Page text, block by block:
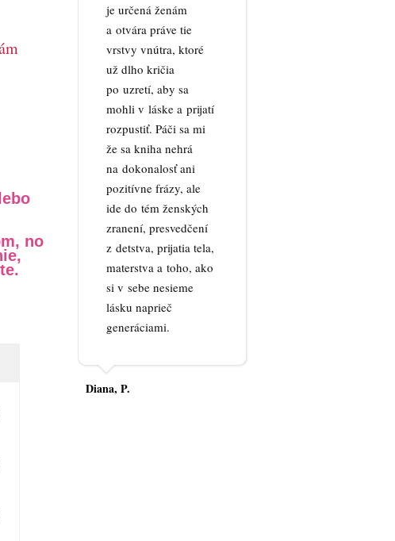
no
je určená ženám
a otvára práve tie
vrstvy vnútra, ktoré
už dlho kričia
po uzretí, aby sa
mohli v láske a prijatí
rozpustiť. Páči sa mi
že sa kniha nehrá
na dokonalosť ani
pozitívne frázy, ale
ide do tém ženských
zranení, presvedčení
z detstva, prijatia tela,
materstva a toho, ako
si v sebe nesieme
lásku naprieč
generáciami.
Diana, P.